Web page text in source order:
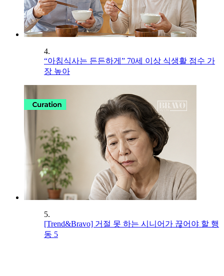
4.
“아침식사는 든든하게” 70세 이상 식생활 점수 가
장 높아
5.
[Trend&Bravo] 거절 못 하는 시니어가 끊어야 할 행
동 5